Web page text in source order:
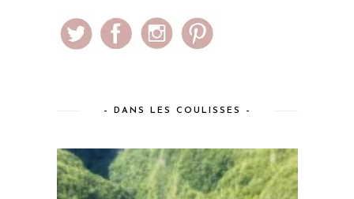
– DANS LES COULISSES –